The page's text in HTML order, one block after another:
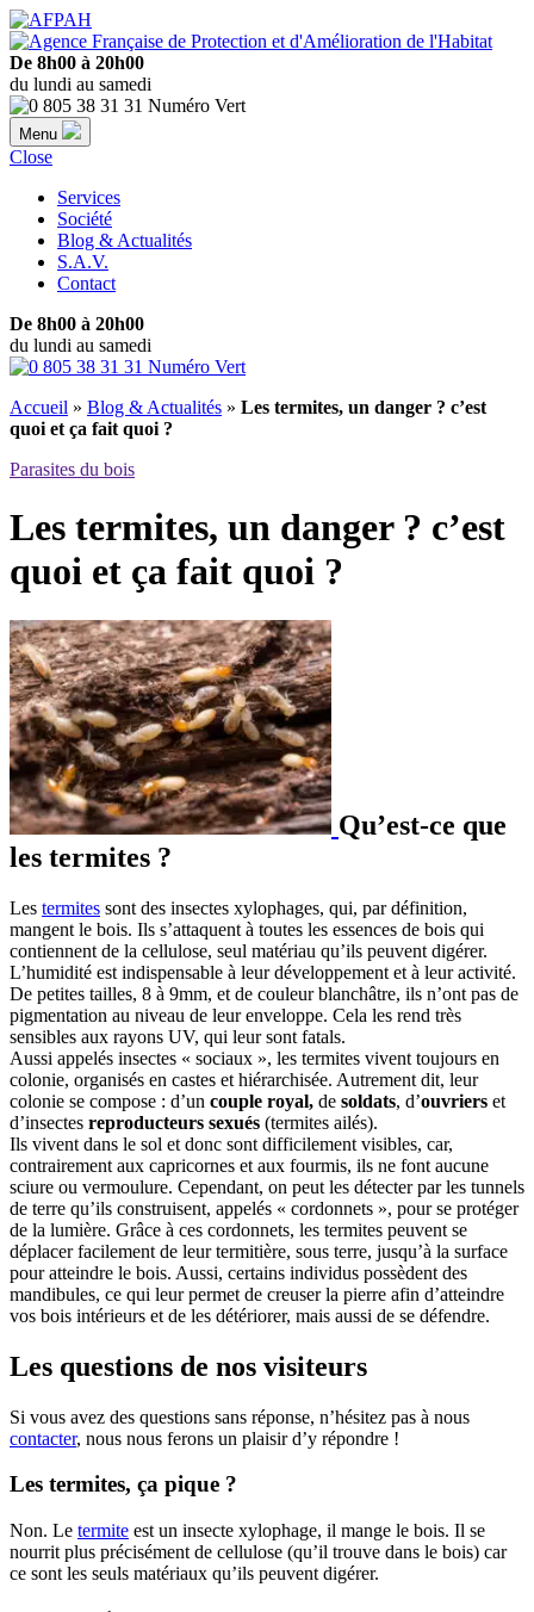
De 8h00 à 20h00
du lundi au samedi
Menu
Close
Services
Société
Blog & Actualités
S.A.V.
Contact
De 8h00 à 20h00
du lundi au samedi
Accueil » Blog & Actualités » Les termites, un danger ? c’est
quoi et ça fait quoi ?
Parasites du bois
Les termites, un danger ? c’est
quoi et ça fait quoi ?
Qu’est-ce que
les termites ?
Les termites sont des insectes xylophages, qui, par définition,
mangent le bois. Ils s’attaquent à toutes les essences de bois qui
contiennent de la cellulose, seul matériau qu’ils peuvent digérer.
L’humidité est indispensable à leur développement et à leur activité.
De petites tailles, 8 à 9mm, et de couleur blanchâtre, ils n’ont pas de
pigmentation au niveau de leur enveloppe. Cela les rend très
sensibles aux rayons UV, qui leur sont fatals.
Aussi appelés insectes « sociaux », les termites vivent toujours en
colonie, organisés en castes et hiérarchisée. Autrement dit, leur
colonie se compose : d’un couple royal, de soldats, d’ouvriers et
d’insectes reproducteurs sexués (termites ailés).
Ils vivent dans le sol et donc sont difficilement visibles, car,
contrairement aux capricornes et aux fourmis, ils ne font aucune
sciure ou vermoulure. Cependant, on peut les détecter par les tunnels
de terre qu’ils construisent, appelés « cordonnets », pour se protéger
de la lumière. Grâce à ces cordonnets, les termites peuvent se
déplacer facilement de leur termitière, sous terre, jusqu’à la surface
pour atteindre le bois. Aussi, certains individus possèdent des
mandibules, ce qui leur permet de creuser la pierre afin d’atteindre
vos bois intérieurs et de les détériorer, mais aussi de se défendre.
Les questions de nos visiteurs
Si vous avez des questions sans réponse, n’hésitez pas à nous
contacter, nous nous ferons un plaisir d’y répondre !
Les termites, ça pique ?
Non. Le termite est un insecte xylophage, il mange le bois. Il se
nourrit plus précisément de cellulose (qu’il trouve dans le bois) car
ce sont les seuls matériaux qu’ils peuvent digérer.